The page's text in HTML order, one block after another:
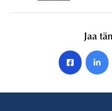
Jaa
Jaa Jaa